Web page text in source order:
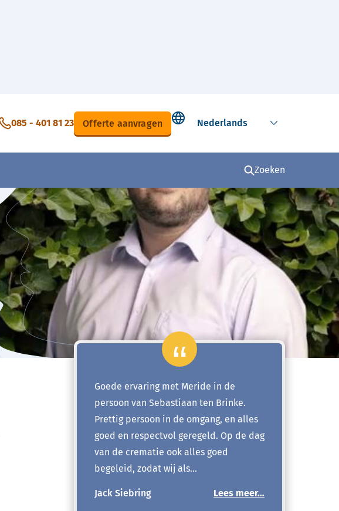
085 - 401 81 23 Offerte aanvragen
Select language
Zoeken
Goede ervaring met Meride in de
persoon van Sebastiaan ten Brinke.
Prettig persoon in de omgang, en alles
goed en respectvol geregeld. Op de dag
van de crematie ook alles goed
begeleid, zodat wij als…
Jack Siebring Lees meer…